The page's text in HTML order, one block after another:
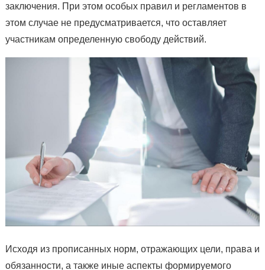
заключения. При этом особых правил и регламентов в
этом случае не предусматривается, что оставляет
участникам определенную свободу действий.
Исходя из прописанных норм, отражающих цели, права и
обязанности, а также иные аспекты формируемого